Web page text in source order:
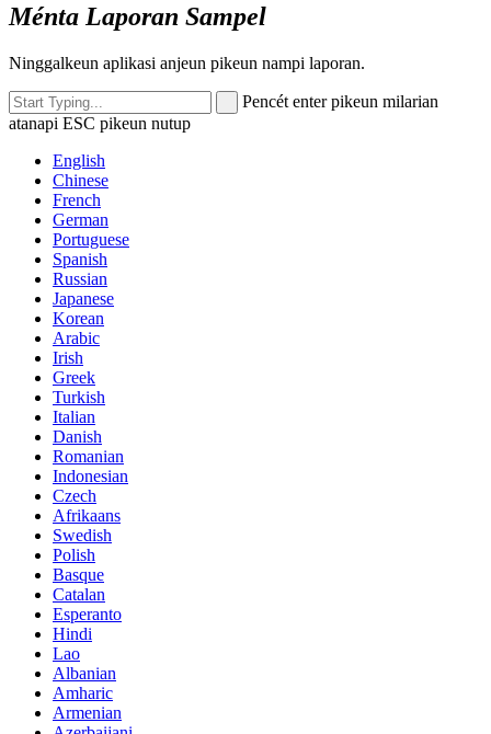
Ménta Laporan Sampel
Ninggalkeun aplikasi anjeun pikeun nampi laporan.
Pencét enter pikeun milarian
atanapi ESC pikeun nutup
English
Chinese
French
German
Portuguese
Spanish
Russian
Japanese
Korean
Arabic
Irish
Greek
Turkish
Italian
Danish
Romanian
Indonesian
Czech
Afrikaans
Swedish
Polish
Basque
Catalan
Esperanto
Hindi
Lao
Albanian
Amharic
Armenian